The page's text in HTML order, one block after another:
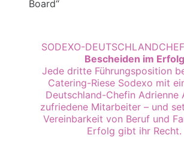
Board“
SODEXO-
Bescheiden im Erfolg
Jede dritte Führungsposition
Catering-Riese Sodexo mit
Deutschland-Chefin Adrienne
zufriedene Mitarbeiter – und
Vereinbarkeit von Beruf und
Erfolg gibt ihr Recht.